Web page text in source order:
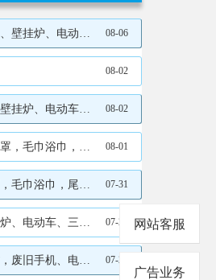
址、电话：15532905277 08-06
08-02
址、电话：15532905277 08-02
、电话：17733988083 08-01
电话：15131327828 07-31
电话：15532905277 07-25
话：19103207180 07-23
网站客服
广告业务